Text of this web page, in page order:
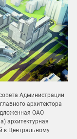
Администрации
архитектора
ОАО
архитектурная
к Центральному